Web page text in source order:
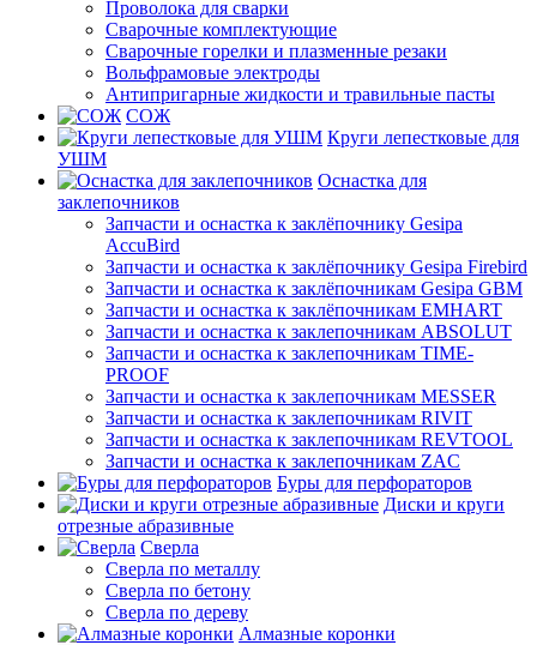
Проволока для сварки
Сварочные комплектующие
Сварочные горелки и плазменные резаки
Вольфрамовые электроды
Антипригарные жидкости и травильные пасты
СОЖ
Круги лепестковые для
УШМ
Оснастка для
заклепочников
Запчасти и оснастка к заклёпочнику Gesipa
AccuBird
Запчасти и оснастка к заклёпочнику Gesipa Firebird
Запчасти и оснастка к заклёпочникам Gesipa GBM
Запчасти и оснастка к заклёпочникам EMHART
Запчасти и оснастка к заклепочникам ABSOLUT
Запчасти и оснастка к заклепочникам TIME-
PROOF
Запчасти и оснастка к заклепочникам MESSER
Запчасти и оснастка к заклепочникам RIVIT
Запчасти и оснастка к заклепочникам REVTOOL
Запчасти и оснастка к заклепочникам ZAC
Буры для перфораторов
Диски и круги
отрезные абразивные
Сверла
Сверла по металлу
Сверла по бетону
Сверла по дереву
Алмазные коронки